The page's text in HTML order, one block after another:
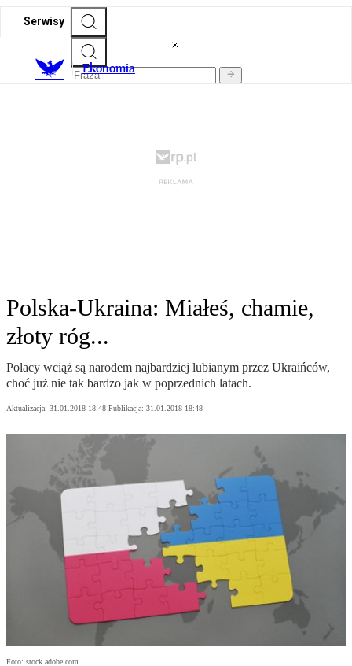
Serwisy
Ekonomia
Polska-Ukraina: Miałeś, chamie,
złoty róg...
Polacy wciąż są narodem najbardziej lubianym przez Ukraińców,
choć już nie tak bardzo jak w poprzednich latach.
Aktualizacja: 31.01.2018 18:48 Publikacja: 31.01.2018 18:48
Foto: stock.adobe.com